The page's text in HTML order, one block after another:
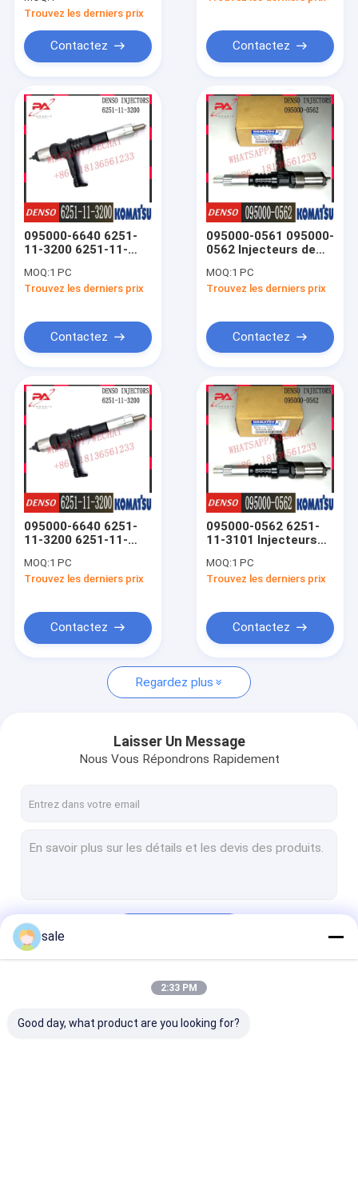
Produits
À propos de nous
Visite de l'usine
Contrôle de la qualité
Demandez un devis
CATERPILLAR Injecteurs de carburant diesel
Injecteur diesel de Denso
Pompes à essence diesel
Delphi Diesel Injector
diesel DLLA154P881
Trouvez les derniers prix
Contactez Contactez
095000-6640 6251-
11-3200 6251-11-
Komatsu Pour
moteur SAA6D125E-
MOQ:1 PC
Trouvez les derniers prix
Contactez
095000-0561 095000-
0562 Injecteurs de
moteur SAA6D125E
MOQ:1 PC
Trouvez les derniers prix
Contactez
095000-6640 6251-
11-3200 6251-11-
Komatsu Pour
moteur SAA6D125E-
MOQ:1 PC
Trouvez les derniers prix
Contactez
095000-0562 6251-
11-3101 Injecteurs
Komatsu Pour
WA500-6 PC200-7,
MOQ:1 PC
Trouvez les derniers prix
Contactez
Regardez plus
Laisser Un Message
Nous Vous Répondrons Rapidement
sale
2:33 PM
Good day, what product are you looking for?